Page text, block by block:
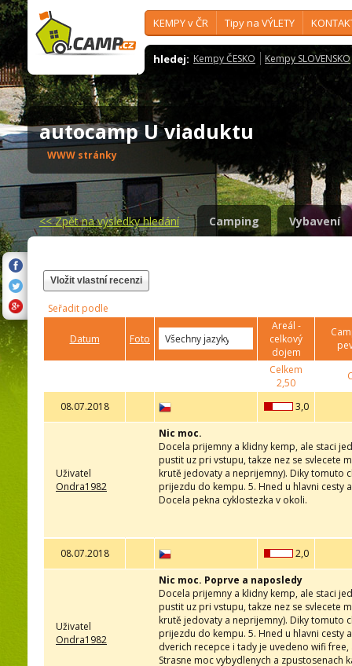
KEMPY v ČR Tipy na VÝLETY
hledej: Kempy ČESKO Kempy SLOVENSKO
autocamp U viaduktu
WWW stránky
<<Zpět na výsledky hledání Camping Vybavení
Vložit vlastní recenzi
Seřadit podle
Datum Foto
Areál -
celkový
dojem
Celkem
2,50
08.07.2018 3,0
Uživatel
Ondra1982
Nic moc.
Docela prijemny a klidny kemp, ale staci
pustit uz pri vstupu, takze nez se svlecete
krutě jedovaty a neprijemny). Diky tomuto
prijezdu do kempu. 5. Hned u hlavni cesty
Docela pekna cyklostezka v okoli.
08.07.2018 2,0
Uživatel
Ondra1982
Nic moc. Poprve a naposledy
Docela prijemny a klidny kemp, ale staci
pustit uz pri vstupu, takze nez se svlecete
krutě jedovaty a neprijemny). Diky tomuto
prijezdu do kempu. 5. Hned u hlavni cesty
dverich recepce i tady je uvedeno wifi
Strasne moc vybydlenych a zpustosenach